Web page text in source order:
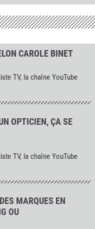
CAROLE BINET
TV, la chaîne YouTube
OPTICIEN, ÇA SE
TV, la chaîne YouTube
MARQUES EN
OU